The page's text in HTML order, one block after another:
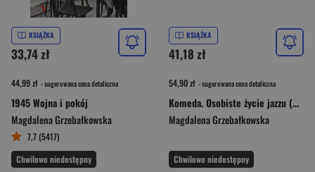
KSIĄŻKA
33,74 zł
44,99 zł - sugerowana cena detaliczna
1945 Wojna i pokój
Magdalena Grzebałkowska
7,7 (5417)
Chwilowo niedostępny
KSIĄŻKA
41,18 zł
54,90 zł - sugerowana cena detaliczna
Komeda. Osobiste życie jazzu (wydanie specjalne)
Magdalena Grzebałkowska
Chwilowo niedostępny